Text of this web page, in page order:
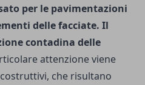
per le pavimentazioni
delle facciate. Il
contadina delle
attenzione viene
che risultano